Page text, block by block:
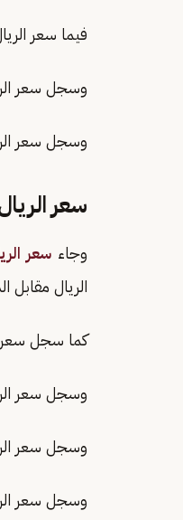
فيما سعر الريال
وسجل سعر الريال
وسجل سعر الريال
سعر
وجاءسعر
الريال مقابل الدرهم
كما سجل سعر
وسجل سعر الريال
وسجل سعر الريال
وسجل سعر الريال